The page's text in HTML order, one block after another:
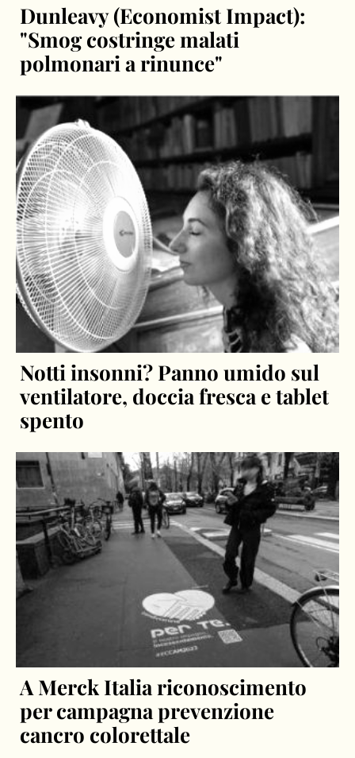
Dunleavy (Economist Impact):
"Smog costringe malati
polmonari a rinunce"
Notti insonni? Panno umido sul
ventilatore, doccia fresca e tablet
spento
A Merck Italia riconoscimento
per campagna prevenzione
cancro colorettale